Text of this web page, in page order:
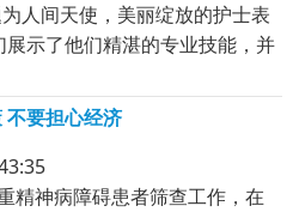
人间天使，美丽绽放的护士表
示了他们精湛的专业技能，并
不要担心经济
精神病障碍患者筛查工作，在